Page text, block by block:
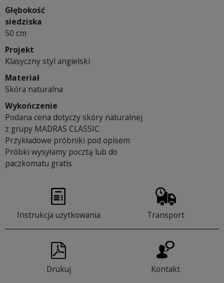
Głębokość
siedziska
50 cm
Projekt
Klasyczny styl angielski
Materiał
Skóra naturalna
Wykończenie
Podana cena dotyczy skóry naturalnej
z grupy MADRAS CLASSIC
Przykładowe próbniki pod opisem
Próbki wysyłamy pocztą lub do
paczkomatu gratis
Instrukcja użytkowania Transport
Drukuj Kontakt